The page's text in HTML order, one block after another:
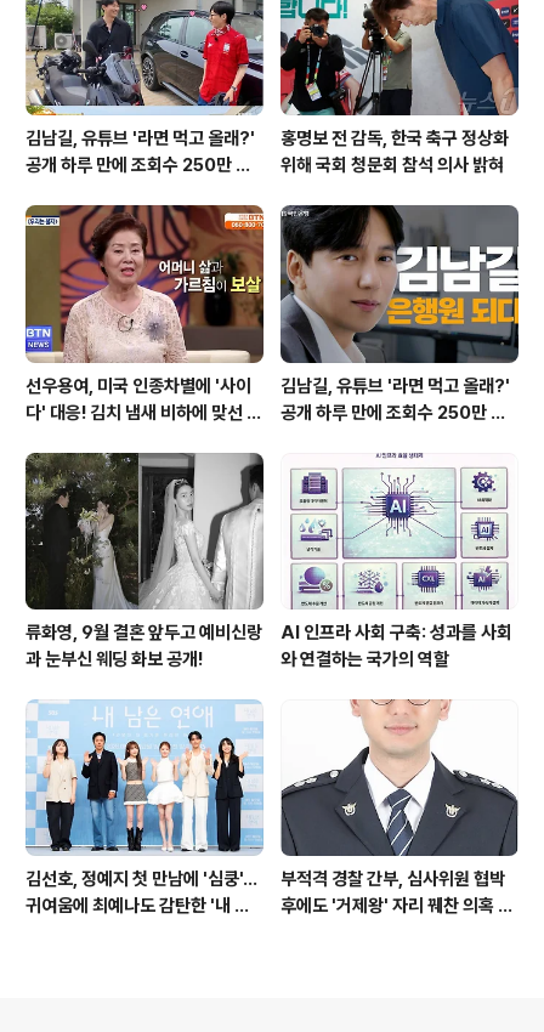
테로이드 부작용으로 체중이 증가했던 경험을 극복하고 꾸
준히 자기 관리를 이어온..
김남길, 유튜브 '라면 먹고 올래?'
공개 하루 만에 조회수 250만 돌
홍명보 전 감독, 한국 축구 정상화
위해 국회 청문회 참석 의사 밝혀
선우용여, 미국 인종차별에 '사이
다' 대응! 김치 냄새 비하에 맞선 통
김남길, 유튜브 '라면 먹고 올래?'
공개 하루 만에 조회수 250만 돌
류화영, 9월 결혼 앞두고 예비신랑
과 눈부신 웨딩 화보 공개!
AI 인프라 사회 구축: 성과를 사회
와 연결하는 국가의 역할
김선호, 정예지 첫 만남에 '심쿵'…
귀여움에 최예나도 감탄한 '내 남
부적격 경찰 간부, 심사위원 협박
후에도 '거제왕' 자리 꿰찬 의혹 진